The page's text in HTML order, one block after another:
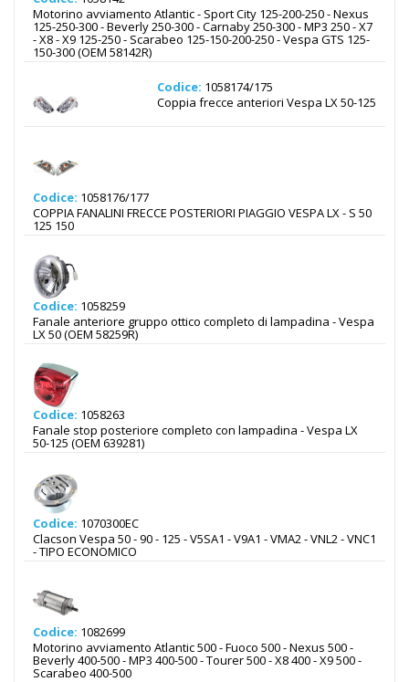
Motorino avviamento Atlantic - Sport City 125-200-250 - Nexus
125-250-300 - Beverly 250-300 - Carnaby 250-300 - MP3 250 - X7
- X8 - X9 125-250 - Scarabeo 125-150-200-250 - Vespa GTS 125-
150-300 (OEM 58142R)
Codice: 1058174/175
Coppia frecce anteriori Vespa LX 50-125
Codice: 1058176/177
COPPIA FANALINI FRECCE POSTERIORI PIAGGIO VESPA LX - S 50
125 150
Codice: 1058259
Fanale anteriore gruppo ottico completo di lampadina - Vespa
LX 50 (OEM 58259R)
Codice: 1058263
Fanale stop posteriore completo con lampadina - Vespa LX
50-125 (OEM 639281)
Codice: 1070300EC
Clacson Vespa 50 - 90 - 125 - V5SA1 - V9A1 - VMA2 - VNL2 - VNC1
- TIPO ECONOMICO
Codice: 1082699
Motorino avviamento Atlantic 500 - Fuoco 500 - Nexus 500 -
Beverly 400-500 - MP3 400-500 - Tourer 500 - X8 400 - X9 500 -
Scarabeo 400-500